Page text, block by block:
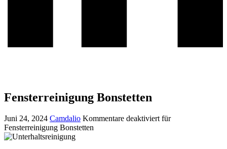
Fensterreinigung Bonstetten
Juni 24, 2024 Camdalio Kommentare deaktiviertfür
Fensterreinigung Bonstetten